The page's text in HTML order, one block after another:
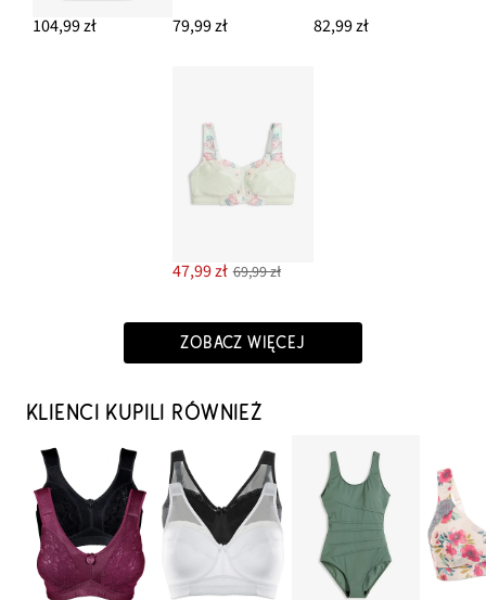
104,99 zł 79,99 zł 82,99 zł
47,99 zł 69,99 zł
ZOBACZ WIĘCEJ
KLIENCI KUPILI RÓWNIEŻ